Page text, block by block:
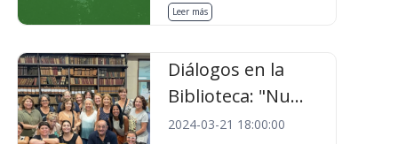
Leer más
Diálogos en la
Biblioteca: "Nu...
2024-03-21 18:00:00